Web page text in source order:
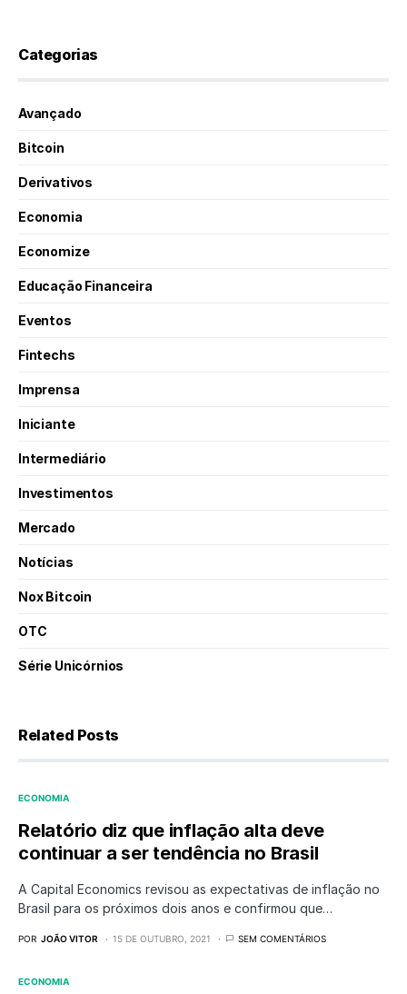
Categorias
Avançado
Bitcoin
Derivativos
Economia
Economize
Educação Financeira
Eventos
Fintechs
Imprensa
Iniciante
Intermediário
Investimentos
Mercado
Notícias
Nox Bitcoin
OTC
Série Unicórnios
Related Posts
ECONOMIA
Relatório diz que inflação alta deve
continuar a ser tendência no Brasil
A Capital Economics revisou as expectativas de inflação no
Brasil para os próximos dois anos e confirmou que…
POR JOÃO VITOR 15 DE OUTUBRO, 2021 SEM COMENTÁRIOS
ECONOMIA